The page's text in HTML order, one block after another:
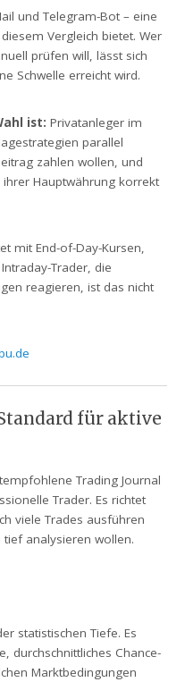
und Telegram-Bot – eine
Vergleich bietet. Wer
prüfen will, lässt sich
Schwelle erreicht wird.
ist: Privatanleger im
parallel
zahlen wollen, und
ihrer Hauptwährung korrekt
mit End-of-Day-Kursen,
Trader, die
reagieren, ist das nicht
für aktive
Trading Journal
Trader. Es richtet
viele Trades ausführen
analysieren wollen.
statistischen Tiefe. Es
durchschnittliches Chance-
Marktbedingungen